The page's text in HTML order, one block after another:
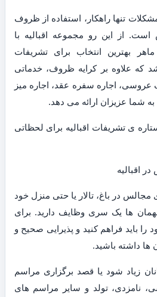
تنها راهکار، استفاده از ظروف
از این رو مجموعه اقبالیه با
بهترین انتخاب برای تشریفات
که علاوه بر کرایه ظروف، خدماتی
اجاره سفره عقد، اجاره میز
شما عزیزان ارائه می دهد.
ی تشریفات اقبالیه برای لحظاتی
اقبالیه
در باغ، تالار یا حتی منزل خود
ها یک سری وظایف دارید. برای
را باید فراهم کنید و پذیرایی صحیح و
داشته باشید.
زیاد شود یا قصد برگزاری مراسم
نامزدی، تولد و سایر مراسم های